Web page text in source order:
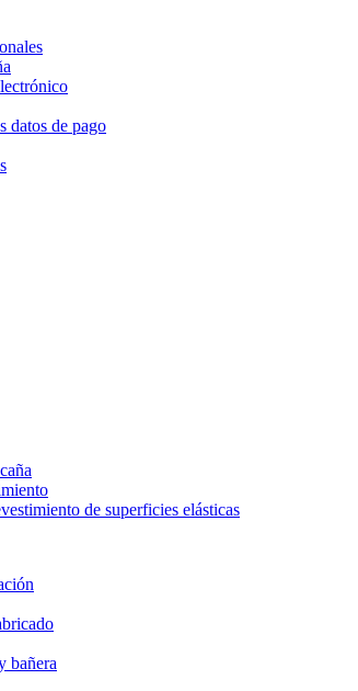
datos de pago
de superficies elásticas
bañera